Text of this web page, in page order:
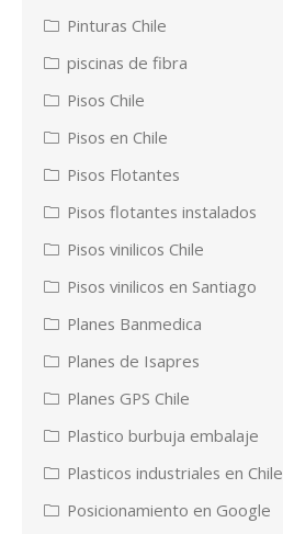
Pinturas Chile
piscinas de fibra
Pisos Chile
Pisos en Chile
Pisos Flotantes
Pisos flotantes instalados
Pisos vinilicos Chile
Pisos vinilicos en Santiago
Planes Banmedica
Planes de Isapres
Planes GPS Chile
Plastico burbuja embalaje
Plasticos industriales en Chile
Posicionamiento en Google